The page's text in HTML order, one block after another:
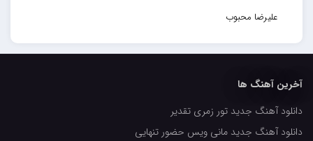
علیرضا محبوب
حسین حصارکی
کاپیتان
مجید رضوی
آخرین آهنگ ها
دانلود آهنگ جدید تور زمری تقدیر
دانلود آهنگ جدید مانی ویس حضور تنهایی